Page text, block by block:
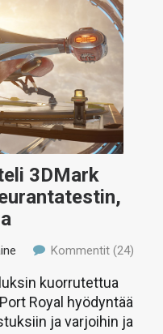
3DMark
Kommentit (24)
kuorrutettua
Royal hyödyntää
ja varjoihin ja